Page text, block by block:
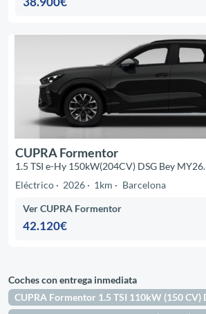
CUPRA Formentor
1.5 TSI e-Hy 150kW(204CV) DSG Bey
Eléctrico
2026 1km Barcelona
Ver CUPRA Formentor
42.120€
Coches con entrega inmediata
CUPRA Formentor 1.5 TSI 110kW (150 CV)